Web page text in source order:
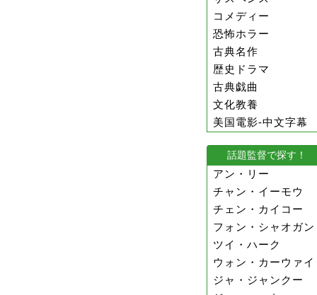
コメディー
恐怖ホラー
古典名作
歴史ドラマ
古典戯曲
文化教養
美国電影-中文字幕
話題監督で探す！
アン・リー
チャン・イーモウ
チェン・カイコー
フォン・シャオガン
ツイ・ハーク
ウォン・カーウァイ
ジャ・ジャンクー